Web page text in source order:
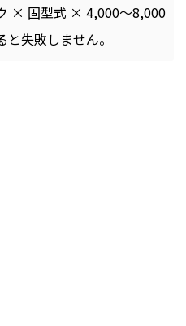
× 固型式 × 4,000〜8,000
失敗しません。